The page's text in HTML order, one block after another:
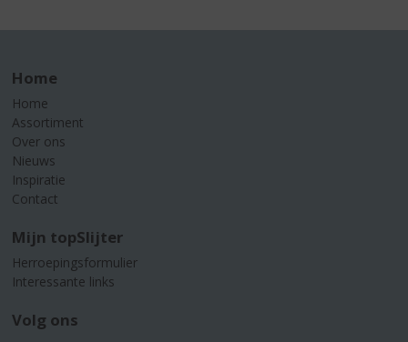
Home
Home
Assortiment
Over ons
Nieuws
Inspiratie
Contact
Mijn topSlijter
Herroepingsformulier
Interessante links
Volg ons